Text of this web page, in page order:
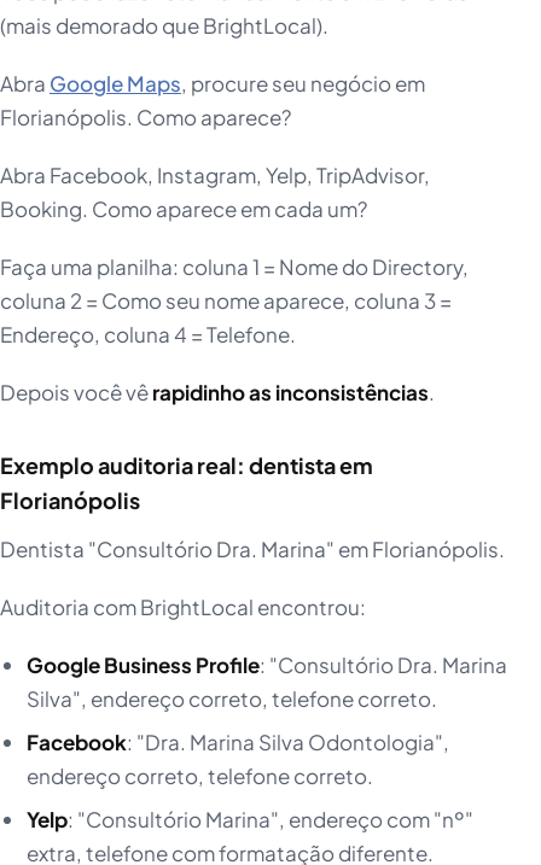
(mais demorado que BrightLocal).
Abra Google Maps, procure seu negócio em
Florianópolis. Como aparece?
Abra Facebook, Instagram, Yelp, TripAdvisor,
Booking. Como aparece em cada um?
Faça uma planilha: coluna 1 = Nome do Directory,
coluna 2 = Como seu nome aparece, coluna 3 =
Endereço, coluna 4 = Telefone.
Depois você vêrapidinho as inconsistências.
Exemplo auditoria real: dentista em
Florianópolis
Dentista "Consultório Dra. Marina" em Florianópolis.
Auditoria com BrightLocal encontrou:
Google Business Profile: "Consultório Dra. Marina
Silva", endereço correto, telefone correto.
Facebook: "Dra. Marina Silva Odontologia",
endereço correto, telefone correto.
Yelp: "Consultório Marina", endereço com "nº"
extra, telefone com formatação diferente.